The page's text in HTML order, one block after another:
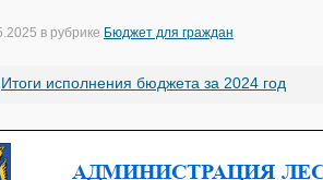
в рубрике Бюджет для граждан
Итоги исполнения бюджета за 2024 год